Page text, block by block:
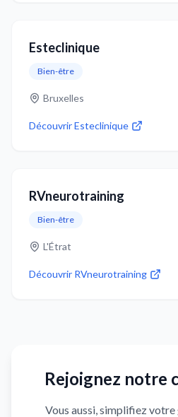
Esteclinique
Bien-être
Bruxelles
DécouvrirEsteclinique
RVneurotraining
Bien-être
L'Étrat
Découvrir RVneurotraining
Rejoignez notre
Vous aussi, simplifiez